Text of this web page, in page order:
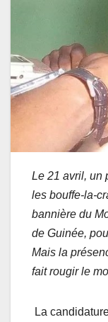
Le 21 avril, un
les bouffe-la-
bannière du
de Guinée,
Mais la
fait rougir le
La